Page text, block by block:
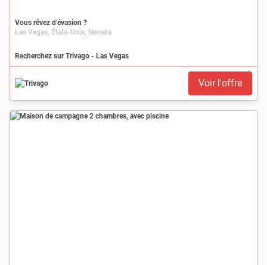
Vous rêvez d’évasion ?
Las Vegas, États-Unis, Nevada
Recherchez sur Trivago - Las Vegas
Voir l'offre